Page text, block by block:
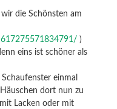
die Schönsten am
)
eins ist schöner als
einmal
dort nun zu
Lacken oder mit